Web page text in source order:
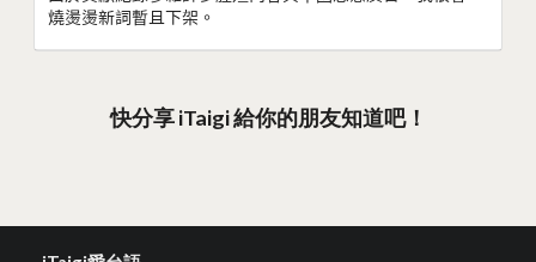
燒燙燙新詞暫且下架。
快分享 iTaigi 給你的朋友知道吧！